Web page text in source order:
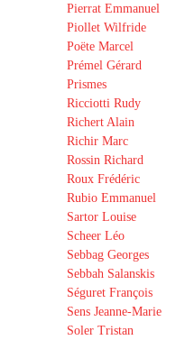
Pierrat Emmanuel
Piollet Wilfride
Poëte Marcel
Prémel Gérard
Prismes
Ricciotti Rudy
Richert Alain
Richir Marc
Rossin Richard
Roux Frédéric
Rubio Emmanuel
Sartor Louise
Scheer Léo
Sebbag Georges
Sebbah Salanskis
Séguret François
Sens Jeanne-Marie
Soler Tristan